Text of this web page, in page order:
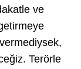
ve
Terörle